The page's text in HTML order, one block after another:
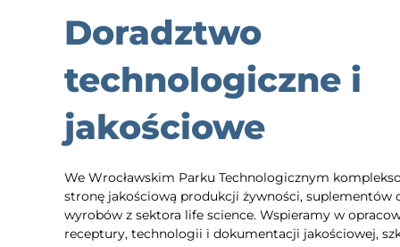
Doradztwo
technologiczne i
jakościowe
We Wrocławskim Parku Technologicznym
stronę jakościową produkcji żywności, suplementów
wyrobów z sektora life science. Wspieramy w
receptury, technologii i dokumentacji jakościowej,